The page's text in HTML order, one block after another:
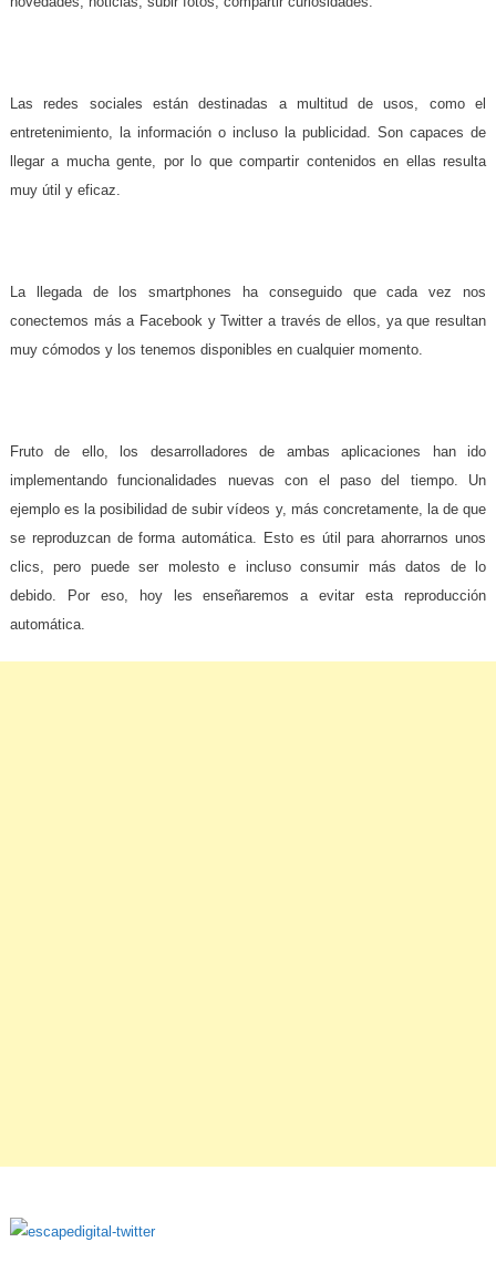
Las redes sociales están destinadas a multitud de usos, como el
entretenimiento, la información o incluso la publicidad. Son capaces de
llegar a mucha gente, por lo que compartir contenidos en ellas resulta
muy útil y eficaz.
La llegada de los smartphones ha conseguido que cada vez nos
conectemos más a Facebook y Twitter a través de ellos, ya que resultan
muy cómodos y los tenemos disponibles en cualquier momento.
Fruto de ello, los desarrolladores de ambas aplicaciones han ido
implementando funcionalidades nuevas con el paso del tiempo. Un
ejemplo es la posibilidad de subir vídeos y, más concretamente, la de que
se reproduzcan de forma automática. Esto es útil para ahorrarnos unos
clics, pero puede ser molesto e incluso consumir más datos de lo
debido. Por eso, hoy les enseñaremos a evitar esta reproducción
automática.